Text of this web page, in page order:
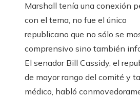
Marshall tenía una conexión
con el tema, no fue el único
republicano que no sólo se
comprensivo sino también
El senador Bill Cassidy, el
de mayor rango del comité y
médico, habló